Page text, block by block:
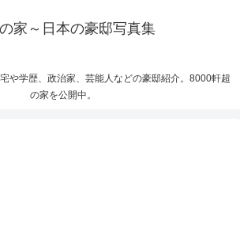
家～日本の豪邸写真集
や学歴、政治家、芸能人などの豪邸紹介。8000軒超
の家を公開中。